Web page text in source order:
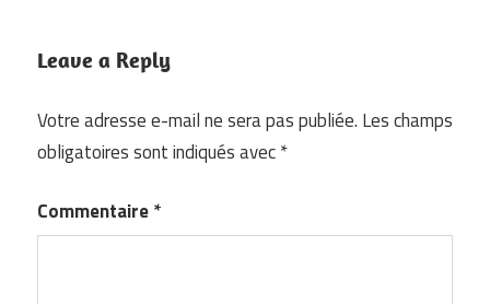
Leave a Reply
Votre adresse e-mail ne sera pas publiée. Les champs
obligatoires sont indiqués avec*
Commentaire*